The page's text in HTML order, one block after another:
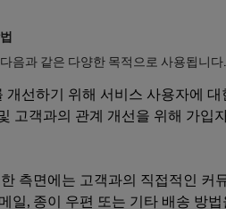
음과 같은 다양한 목적으로 사용됩니다.
개선하기 위해 서비스 사용자에
고객과의 관계 개선을 위해 가입
측면에는 고객과의 직접적인
일, 종이 우편 또는 기타 배송 방